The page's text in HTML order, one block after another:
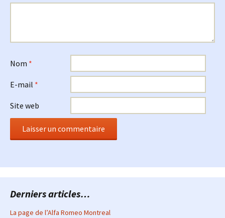
Nom *
E-mail *
Site web
Derniers articles…
La page de l’Alfa Romeo Montreal